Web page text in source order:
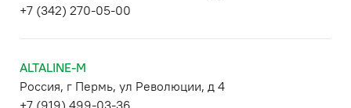
+7 (342) 270-05-00
ALTALINE-M
Россия, г Пермь, ул Революции, д 4
+7 (919) 499-03-36